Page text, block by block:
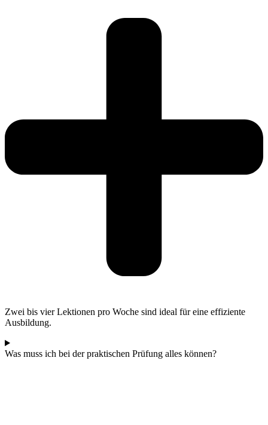
Zwei bis vier Lektionen pro Woche sind ideal für eine effiziente
Ausbildung.
Was muss ich bei der praktischen Prüfung alles können?